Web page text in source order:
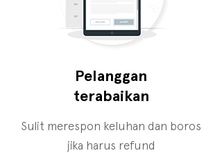
Pelanggan
terabaikan
Sulit merespon keluhan dan boros
jika harus refund